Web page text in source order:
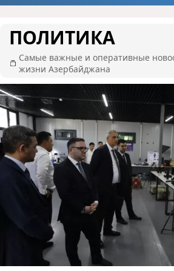
ПОЛИТИКА
Самые важные и оперативные
жизни Азербайджана